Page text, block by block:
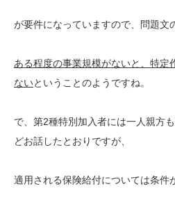
が要件になっていますので、問題文
ある程度の事業規模がないと、特定
ないということのようですね。
で、第2種特別加入者には一人親方
どお話したとおりですが、
適用される保険給付については条件